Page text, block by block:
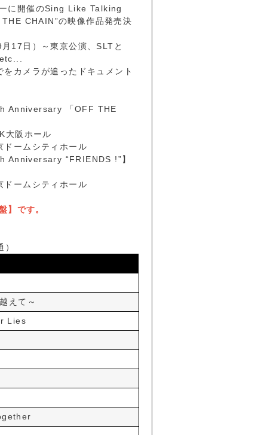
に開催のSing Like Talking
CHAIN”の映像作品発売決
17日）～東京公演、SLTと
カメラが追ったドキュメント
Anniversary 「OFF THE
大阪ホール
ドームシティホール
Anniversary “FRIENDS !”】
ドームシティホール
】です。
）
えて～
Lies